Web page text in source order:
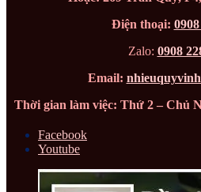
Điện thoại:
Zalo: 0908
Email:
Thời gian làm việc: Thứ 2 – Chủ
Facebook
Youtube